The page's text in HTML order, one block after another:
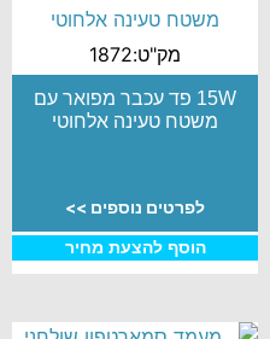
מק"ט:1872
15W פד עכבר מפואר עם
משטח טעינה אלחוטי
לפרטים נוספים >>
הוסף להצעת מחיר